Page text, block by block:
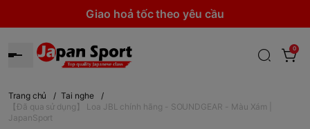
Giao hoả tốc theo yêu cầu
0
Trang chủ / Tai nghe
/
【Đã qua sử dụng】 Loa JBL chính hãng - SOUNDGEAR - Màu Xám |
JapanSport